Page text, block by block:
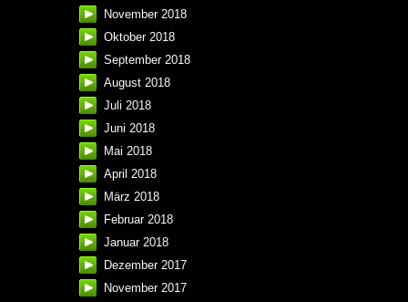
November 2018
Oktober 2018
September 2018
August 2018
Juli 2018
Juni 2018
Mai 2018
April 2018
März 2018
Februar 2018
Januar 2018
Dezember 2017
November 2017